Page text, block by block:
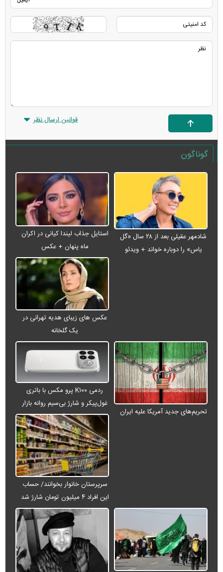
قوانین ارسال نظر
گوناگون
شادمهر عقیلی بعد از ۲۸ سال «گل
یاس» را دوباره خواند + ویدئو
استایل جذاب لیندا کیانی در اکران
ماه پنهان + عکس
عکس های زیبای هدیه تهرانی در
یک گلخانه
تحریم‌های جدید آمریکا علیه ایران
ردمی K۱۰۰ پرو مکس با باتری
غول‌پیکر و شارژ بی‌سیم روانه بازار
می‌شود
سرپرستان خانوار بخوانند/ حساب
این افراد ۴ میلیون تومان شارژ شد